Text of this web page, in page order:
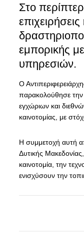
Στο
εμπορικής
υπηρεσιών.
Ο
παρακολούθησε
εγχώριων και
καινοτομίας, με
Η συμμετοχή αυτή
Δυτικής
καινοτομία, την
ενισχύσουν την